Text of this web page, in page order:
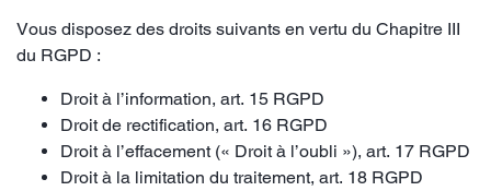
Vous disposez des droits suivants en vertu du Chapitre III
du RGPD :
Droit à l’information, art. 15 RGPD
Droit de rectification, art. 16 RGPD
Droit à l’effacement (« Droit à l’oubli »), art. 17 RGPD
Droit à la limitation du traitement, art. 18 RGPD